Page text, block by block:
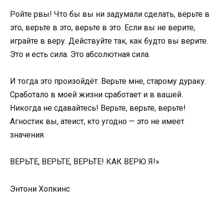
Ройте рвы! Что бы вы ни задумали сделать, верьте в
это, верьте в это, верьте в это. Если вы не верите,
играйте в веру. Действуйте так, как будто вы верите.
Это и есть сила. Это абсолютная сила.
И тогда это произойдёт. Верьте мне, старому дураку.
Сработало в моей жизни сработает и в вашей.
Никогда не сдавайтесь! Верьте, верьте, верьте!
Агностик вы, атеист, кто угодно — это не имеет
значения.
ВЕРЬТЕ, ВЕРЬТЕ, ВЕРЬТЕ! КАК ВЕРЮ Я!»
Энтони Хопкинс